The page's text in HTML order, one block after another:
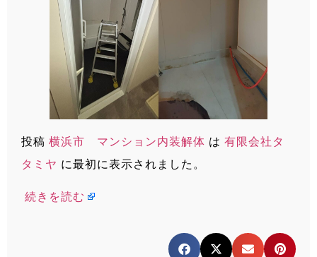
投稿 横浜市 マンション内装解体 は 有限会社タ
タミヤ に最初に表示されました。
続きを読む